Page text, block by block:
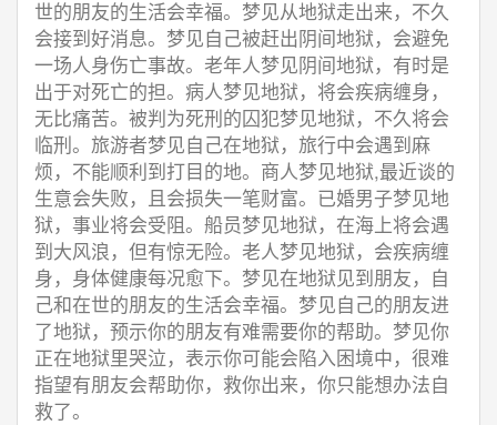
世的朋友的生活会幸福。梦见从地狱走出来，不久
会接到好消息。梦见自己被赶出阴间地狱，会避免
一场人身伤亡事故。老年人梦见阴间地狱，有时是
出于对死亡的担。病人梦见地狱，将会疾病缠身，
无比痛苦。被判为死刑的囚犯梦见地狱，不久将会
临刑。旅游者梦见自己在地狱，旅行中会遇到麻
烦，不能顺利到打目的地。商人梦见地狱,最近谈的
生意会失败，且会损失一笔财富。已婚男子梦见地
狱，事业将会受阻。船员梦见地狱，在海上将会遇
到大风浪，但有惊无险。老人梦见地狱，会疾病缠
身，身体健康每况愈下。梦见在地狱见到朋友，自
己和在世的朋友的生活会幸福。梦见自己的朋友进
了地狱，预示你的朋友有难需要你的帮助。梦见你
正在地狱里哭泣，表示你可能会陷入困境中，很难
指望有朋友会帮助你，救你出来，你只能想办法自
救了。